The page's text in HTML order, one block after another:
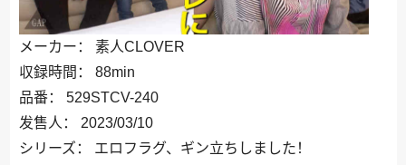
メーカー： 素人CLOVER
収録時間： 88min
品番： 529STCV-240
发售人： 2023/03/10
シリーズ： エロフラグ、ギン立ちしました！